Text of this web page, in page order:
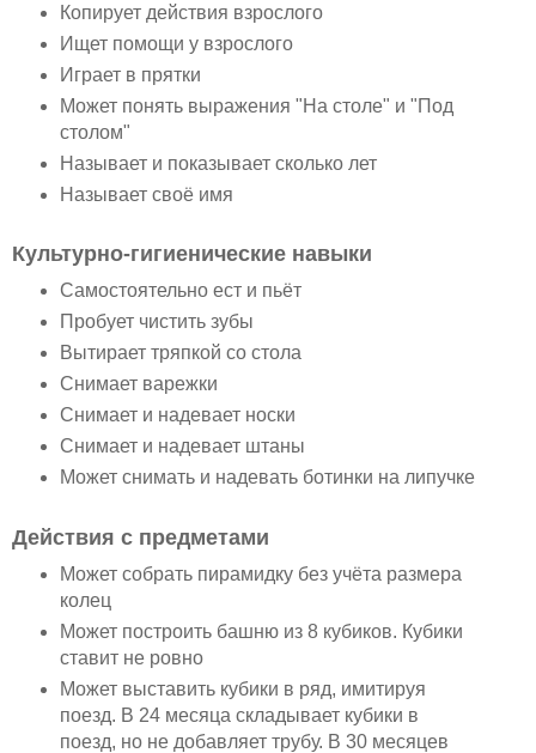
Копирует действия взрослого
Ищет помощи у взрослого
Играет в прятки
Может понять выражения "На столе" и "Под
столом"
Называет и показывает сколько лет
Называет своё имя
Культурно-гигиенические навыки
Самостоятельно ест и пьёт
Пробует чистить зубы
Вытирает тряпкой со стола
Снимает варежки
Снимает и надевает носки
Снимает и надевает штаны
Может снимать и надевать ботинки на липучке
Действия с предметами
Может собрать пирамидку без учёта размера
колец
Может построить башню из 8 кубиков. Кубики
ставит не ровно
Может выставить кубики в ряд, имитируя
поезд. В 24 месяца складывает кубики в
поезд, но не добавляет трубу. В 30 месяцев